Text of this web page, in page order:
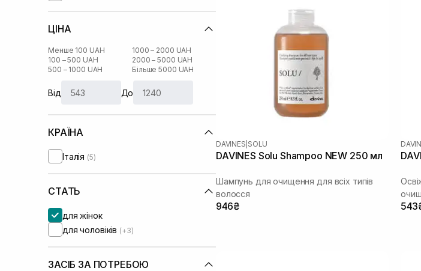
ЦІНА
Менше 100 UAH
100 – 500 UAH
500 – 1000 UAH
1000 – 2000 UAH
2000 – 5000 UAH
Більше 5000 UAH
Від До
КРАЇНА
Італія (5)
СТАТЬ
для жінок
для чоловіків (+3)
ЗАСІБ ЗА ПОТРЕБОЮ
DAVINES SOLU
DAVINES Solu Shampoo NEW 250 мл
Шампунь для очищення для всіх типів
волосся
946₴